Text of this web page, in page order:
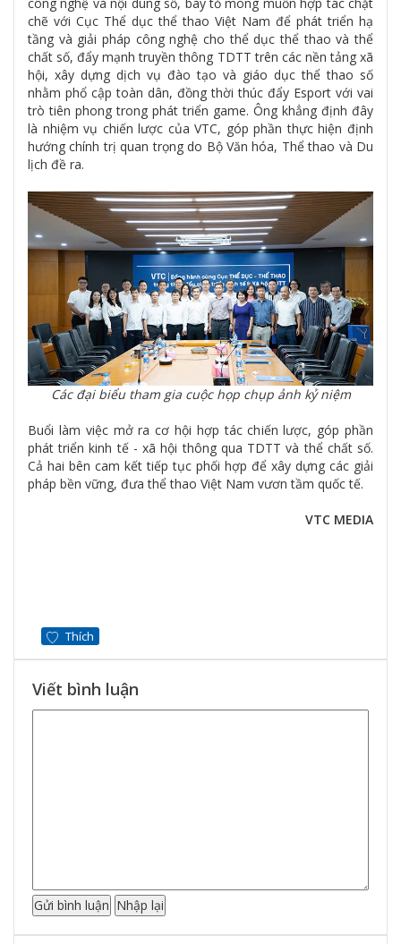
chẽ với Cục Thể dục thể thao Việt Nam để phát triển hạ
tầng và giải pháp công nghệ cho thể dục thể thao và thể
chất số, đẩy mạnh truyền thông TDTT trên các nền tảng xã
hội, xây dựng dịch vụ đào tạo và giáo dục thể thao số
nhằm phổ cập toàn dân, đồng thời thúc đẩy Esport với vai
trò tiên phong trong phát triển game. Ông khẳng định đây
là nhiệm vụ chiến lược của VTC, góp phần thực hiện định
hướng chính trị quan trọng do Bộ Văn hóa, Thể thao và Du
lịch đề ra.
Các đại biểu tham gia cuộc họp chụp ảnh kỷ niệm
Buổi làm việc mở ra cơ hội hợp tác chiến lược, góp phần
phát triển kinh tế - xã hội thông qua TDTT và thể chất số.
Cả hai bên cam kết tiếp tục phối hợp để xây dựng các giải
pháp bền vững, đưa thể thao Việt Nam vươn tầm quốc tế.
VTC MEDIA
Thích
Viết bình luận